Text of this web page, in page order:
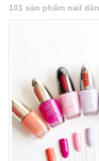
101 sản phẩm nail